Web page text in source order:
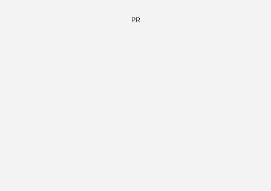
PR